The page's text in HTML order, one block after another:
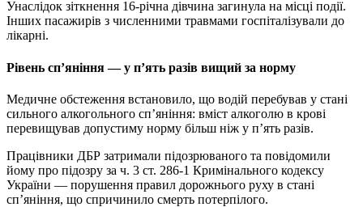
Унаслідок зіткнення 16-річна дівчина загинула на місці події.
Інших пасажирів з численними травмами госпіталізували до
лікарні.
Рівень сп’яніння — у п’ять разів вищий за норму
Медичне обстеження встановило, що водій перебував у стані
сильного алкогольного сп’яніння: вміст алкоголю в крові
перевищував допустиму норму більш ніж у п’ять разів.
Працівники ДБР затримали підозрюваного та повідомили
йому про підозру за ч. 3 ст. 286-1 Кримінального кодексу
України — порушення правил дорожнього руху в стані
сп’яніння, що спричинило смерть потерпілого.